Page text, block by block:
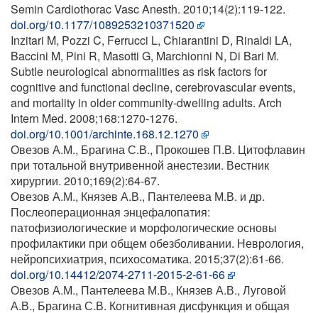
Semin Cardiothorac Vasc Anesth. 2010;14(2):119-122.
doi.org/10.1177/1089253210371520
Inzitari M, Pozzi C, Ferrucci L, Chiarantini D, Rinaldi LA,
Baccini M, Pini R, Masotti G, Marchionni N, Di Bari M.
Subtle neurological abnormalities as risk factors for
cognitive and functional decline, cerebrovascular events,
and mortality in older community-dwelling adults. Arch
Intern Med. 2008;168:1270-1276.
doi.org/10.1001/archinte.168.12.1270
Овезов А.М., Брагина С.В., Прокошев П.В. Цитофлавин
при тотальной внутривенной анестезии. Вестник
хирургии. 2010;169(2):64-67.
Овезов А.М., Князев А.В., Пантелеева М.В. и др.
Послеоперационная энцефалопатия:
патофизиологические и морфологические основы
профилактики при общем обезболивании. Неврология,
нейропсихиатрия, психосоматика. 2015;37(2):61-66.
doi.org/10.14412/2074-2711-2015-2-61-66
Овезов А.М., Пантелеева М.В., Князев А.В., Луговой
А.В., Брагина С.В. Когнитивная дисфункция и общая